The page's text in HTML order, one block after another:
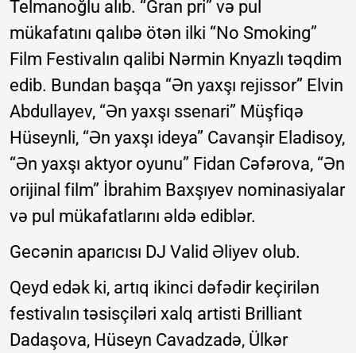
Telmanoğlu alıb. “Gran pri” və pul
mükafatını qalıbə ötən ilki “No Smoking”
Film Festivalın qalibi Nərmin Knyazlı təqdim
edib. Bundan başqa “Ən yaxşı rejissor” Elvin
Abdullayev, “Ən yaxşı ssenari” Müşfiqə
Hüseynli, “Ən yaxşı ideya” Cavanşir Eladisoy,
“Ən yaxşı aktyor oyunu” Fidan Cəfərova, “Ən
orijinal film” İbrahim Baxşıyev nominasiyalar
və pul mükafatlarını əldə ediblər.
Gecənin aparıcısı DJ Valid Əliyev olub.
Qeyd edək ki, artıq ikinci dəfədir keçirilən
festivalın təsisçiləri xalq artisti Brilliant
Dadaşova, Hüseyn Cavadzadə, Ülkər